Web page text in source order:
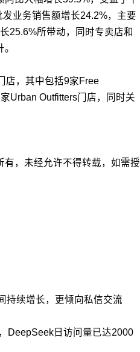
业务销售额增长24.2%，主要
25.6%所带动，同时专卖店和
店，其中包括9家Free
Urban Outfitters门店，同时关
有，未经允许不得转载，如需授
持续增长，更倾向私信交流
DeepSeek日访问量已达2000